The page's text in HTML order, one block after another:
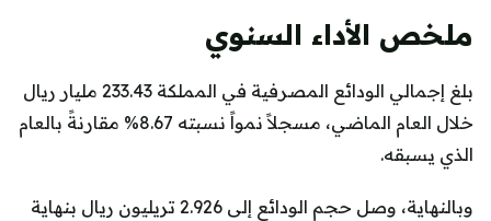
ملخص الأداء السنوي
بلغ إجمالي الودائع المصرفية في المملكة 233.43 مليار ريال
خلال العام الماضي، مسجلاً نمواً نسبته 8.67% مقارنةً بالعام
الذي يسبقه.
وبالنهاية، وصل حجم الودائع إلى 2.926 تريليون ريال بنهاية